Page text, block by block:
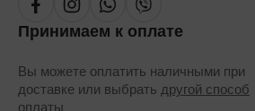
Принимаем к оплате
Вы можете оплатить наличными при
доставке или выбрать другой способ
оплаты